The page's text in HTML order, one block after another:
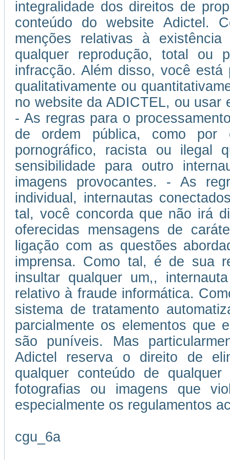
integralidade dos direitos de
conteúdo do website Adictel.
menções relativas à
qualquer reprodução, total ou
infracção. Além disso, você
qualitativamente ou
no website da ADICTEL, ou usar
- As regras para o
de ordem pública, como por
pornográfico, racista ou ilegal
sensibilidade para outro
imagens provocantes. - As
individual, internautas
tal, você concorda que não irá
oferecidas mensagens de
ligação com as questões
imprensa. Como tal, é de sua
insultar qualquer um,,
relativo à fraude informática.
sistema de tratamento
parcialmente os elementos que
são puníveis. Mas
Adictel reserva o direito de
qualquer conteúdo de
fotografias ou imagens que
especialmente os regulamentos
cgu_6a